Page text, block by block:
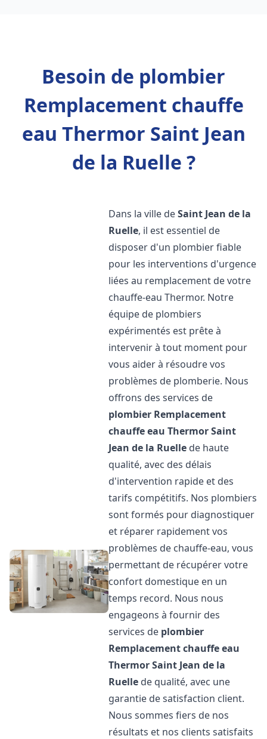
Besoin de plombier
Remplacement chauffe
eau Thermor Saint Jean
de la Ruelle ?
Dans la ville deSaint Jean de la
Ruelle, il est essentiel de
disposer d'un plombier fiable
pour les interventions d'urgence
liées au remplacement de votre
chauffe-eau Thermor. Notre
équipe de plombiers
expérimentés est prête à
intervenir à tout moment pour
vous aider à résoudre vos
problèmes de plomberie. Nous
offrons des services de
plombier Remplacement
chauffe eau ThermorSaint
Jean de la Ruelle de haute
qualité, avec des délais
d'intervention rapide et des
tarifs compétitifs. Nos plombiers
sont formés pour diagnostiquer
et réparer rapidement vos
problèmes de chauffe-eau, vous
permettant de récupérer votre
confort domestique en un
temps record. Nous nous
engageons à fournir des
services de plombier
Remplacement chauffe eau
ThermorSaint Jean de la
Ruelle de qualité, avec une
garantie de satisfaction client.
Nous sommes fiers de nos
résultats et nos clients satisfaits